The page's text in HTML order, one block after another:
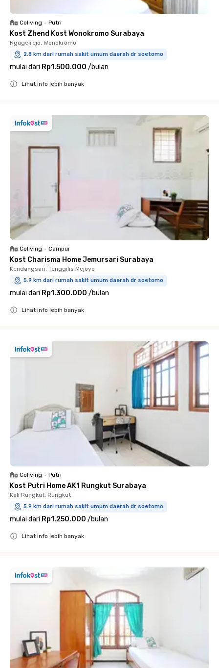
Coliving • Putri
Kost Zhend Kost Wonokromo Surabaya
Ngagelrejo, Wonokromo
2.8 km dari rumah sakit umum daerah dr soetomo
mulai dari Rp1.500.000 /bulan
Lihat info lebih banyak
Coliving • Campur
Kost Charisma Home Jemursari Surabaya
Kendangsari, Tenggilis Mejoyo
5.9 km dari rumah sakit umum daerah dr soetomo
mulai dari Rp1.300.000 /bulan
Lihat info lebih banyak
Coliving • Putri
Kost Putri Home AK1 Rungkut Surabaya
Kali Rungkut, Rungkut
5.9 km dari rumah sakit umum daerah dr soetomo
mulai dari Rp1.250.000 /bulan
Lihat info lebih banyak